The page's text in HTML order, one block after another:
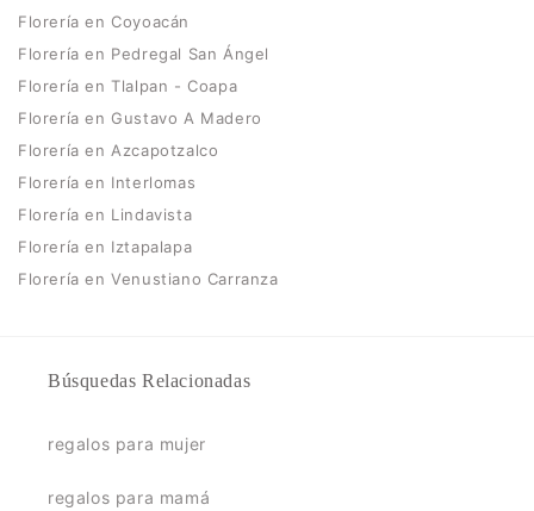
Florería en Coyoacán
Florería en Pedregal San Ángel
Florería en Tlalpan - Coapa
Florería en Gustavo A Madero
Florería en Azcapotzalco
Florería en Interlomas
Florería en Lindavista
Florería en Iztapalapa
Florería en Venustiano Carranza
Búsquedas Relacionadas
regalos para mujer
regalos para mamá